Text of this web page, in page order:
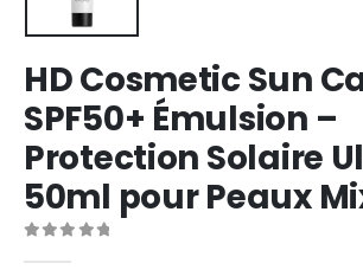
HD Cosmetic Sun
SPF50+ Émulsion –
Protection Solaire
50ml pour Peaux